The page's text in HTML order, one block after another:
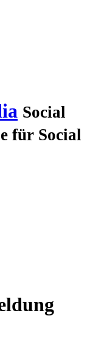
Social
für Social